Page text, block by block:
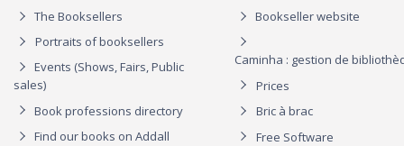
The Booksellers
Portraits of booksellers
Events (Shows, Fairs, Public
sales)
Book professions directory
Find our books on Addall
Bookseller website
Caminha : gestion de
Prices
Bric à brac
Free Software